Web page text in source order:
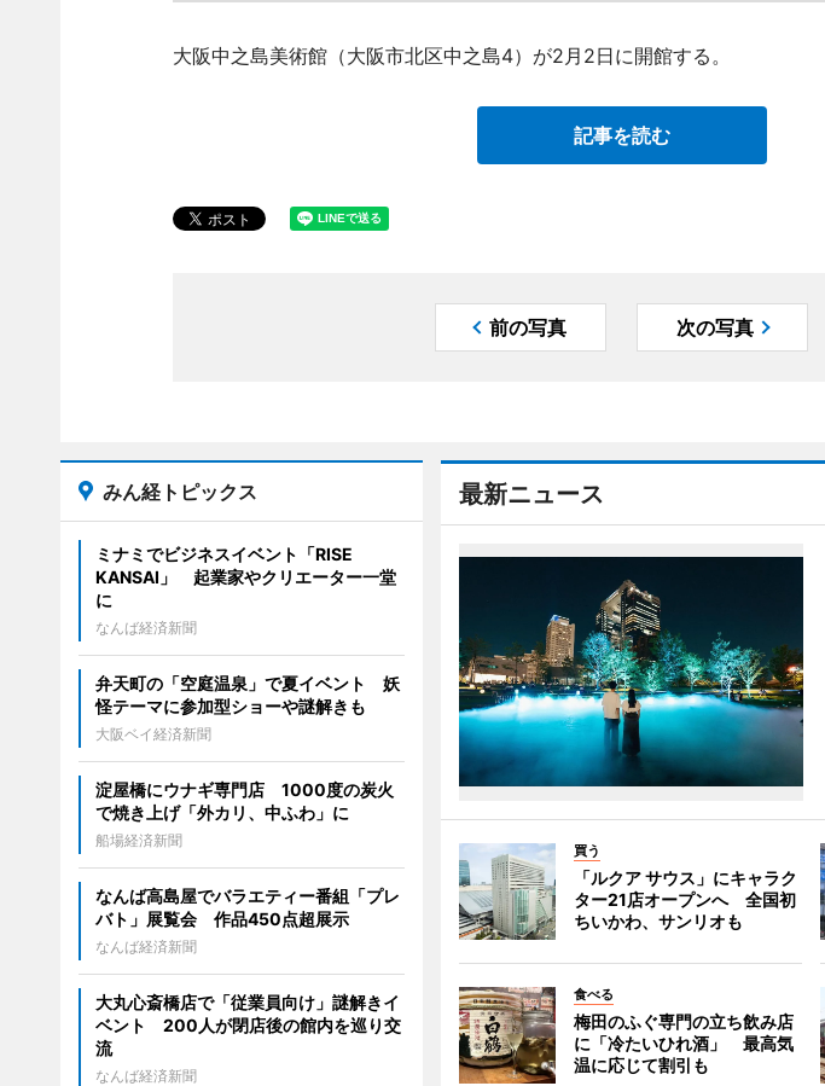
大阪中之島美術館（大阪市北区中之島4）が2月2日に開館する。
記事を読む
前の写真 次の写真
最新ニュース
買う
「ルクア サウス」にキャラク
ター21店オープンへ 全国初
ちいかわ、サンリオも
食べる
梅田のふぐ専門の立ち飲み店
に「冷たいひれ酒」 最高気
温に応じて割引も
みん経トピックス
ミナミでビジネスイベント「RISE
KANSAI」 起業家やクリエーター一堂
に
なんば経済新聞
弁天町の「空庭温泉」で夏イベント 妖
怪テーマに参加型ショーや謎解きも
大阪ベイ経済新聞
淀屋橋にウナギ専門店 1000度の炭火
で焼き上げ「外カリ、中ふわ」に
船場経済新聞
なんば高島屋でバラエティー番組「プレ
バト」展覧会 作品450点超展示
なんば経済新聞
大丸心斎橋店で「従業員向け」謎解きイ
ベント 200人が閉店後の館内を巡り交
流
なんば経済新聞